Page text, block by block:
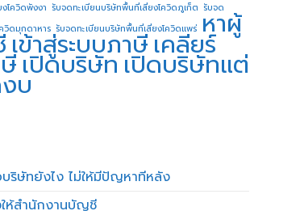
โควิดพังงา รับจดทะเบียนบริษัทพื้นที่เสี่ยงโควิดภูเก็ต รับจด
วิดมุกดาหาร รับจดทะเบียนบริษัทพื้นที่เสี่ยงโควิดแพร่ หาผู้
เข้าสู่ระบบภาษี เคลียร์
เปิดบริษัทเปิดบริษัทแต่
บ
ริษัทยังไง ไม่ให้มีปัญหาทีหลัง
ห้สำนักงานบัญชี